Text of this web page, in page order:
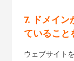
7. ドメイン
ていること
ウェブサイト